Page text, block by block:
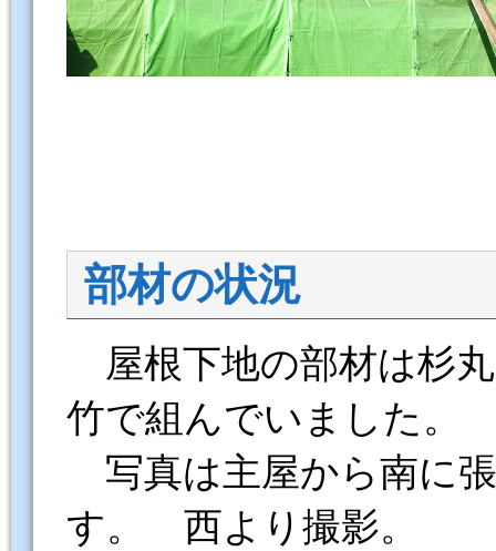
部材の状況
屋根下地の部材は杉
竹で組んでいました。
写真は主屋から南に
す。 西より撮影。